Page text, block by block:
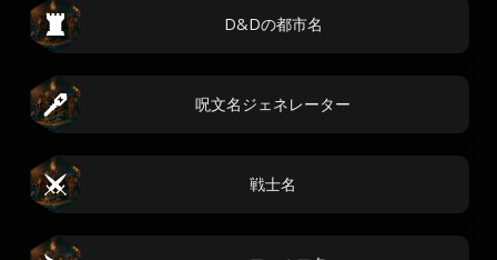
D&Dの都市名
呪文名ジェネレーター
戦士名